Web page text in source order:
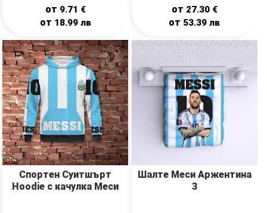
от 9.71 €
от 18.99 лв
от 27.30 €
от 53.39лв
Спортен Суитшърт
Hoodie с качулка Меси
Шалте Меси Аржентина
3